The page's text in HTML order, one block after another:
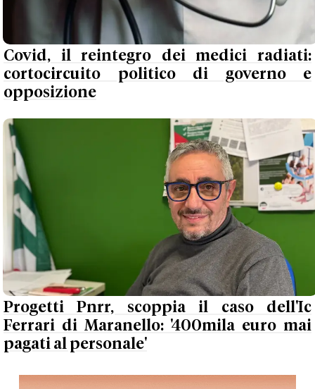
Covid, il reintegro dei medici radiati:
cortocircuito politico di governo e
opposizione
Progetti Pnrr, scoppia il caso dell'Ic
Ferrari di Maranello: '400mila euro mai
pagati al personale'